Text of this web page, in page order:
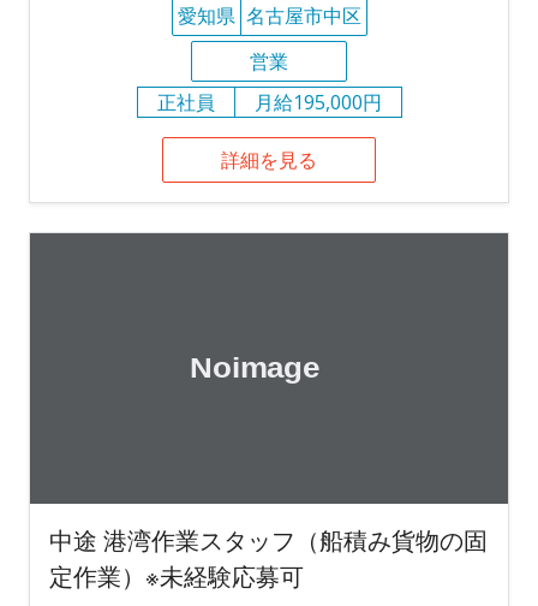
愛知県 名古屋市中区
営業
正社員
月給195,000円
詳細を見る
中途 港湾作業スタッフ（船積み貨物の固
定作業）※未経験応募可